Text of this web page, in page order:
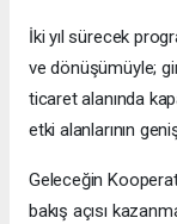
İki yıl sürecek
ve dönüşümüyle;
ticaret alanında
etki alanlarının
Geleceğin
bakış açısı